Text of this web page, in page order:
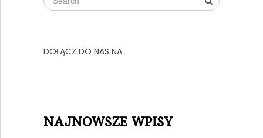
DOŁĄCZ DO NAS NA
NAJNOWSZE WPISY